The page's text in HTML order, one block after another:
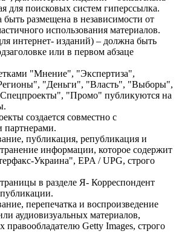
для поисковых систем гиперссылка.
размещена в независимости от
использования материалов.
интернет- изданий) – должна быть
или в первом абзаце
"Мнение", "Экспертиза",
"Деньги", "Власть", "Выборы",
"Промо" публикуются на
создается совместно с
партнерами.
публикация, републикация и
информации, которое содержит
Украина", EPA / UPG, строго
в разделе Я- Корреспондент
публикации.
перепечатка и воспроизведение
аудиовизуальных материалов,
Getty Images, строго